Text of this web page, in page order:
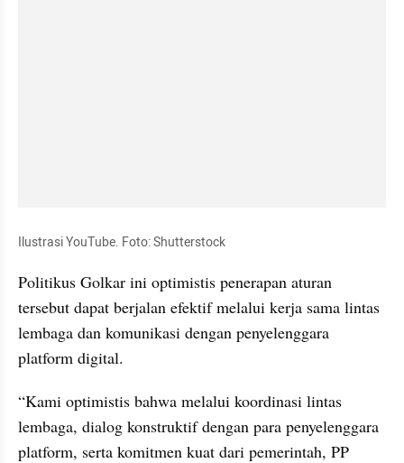
Ilustrasi YouTube. Foto: Shutterstock
Politikus Golkar ini optimistis penerapan aturan
tersebut dapat berjalan efektif melalui kerja sama lintas
lembaga dan komunikasi dengan penyelenggara
platform digital.
“Kami optimistis bahwa melalui koordinasi lintas
lembaga, dialog konstruktif dengan para penyelenggara
platform, serta komitmen kuat dari pemerintah, PP